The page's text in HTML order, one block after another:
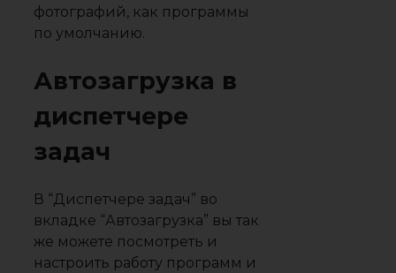
фотографий, как программы
по умолчанию.
Автозагрузка в
диспетчере
задач
В “Диспетчере задач” во
вкладке “Автозагрузка” вы так
же можете посмотреть и
настроить работу программ и